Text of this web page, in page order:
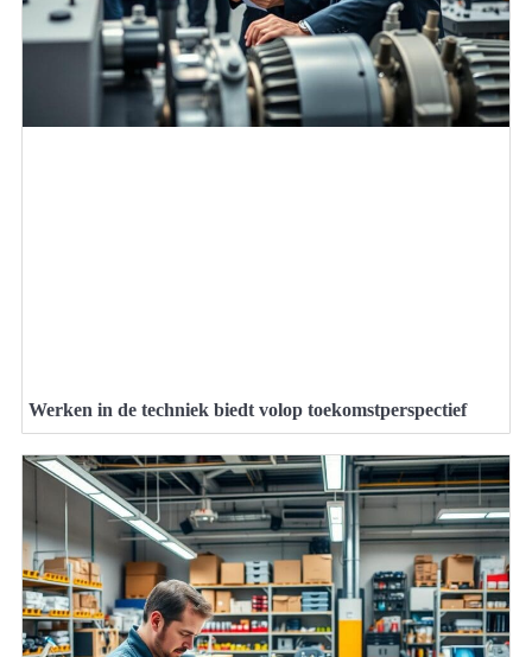
Werken in de techniek biedt volop toekomstperspectief